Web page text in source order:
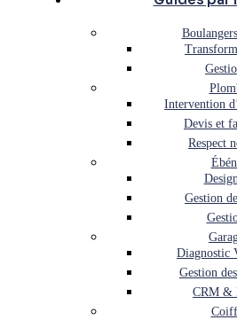
Intervention
Devis et
Respect
Gestion
Diagnostic
Gestion
CRM &